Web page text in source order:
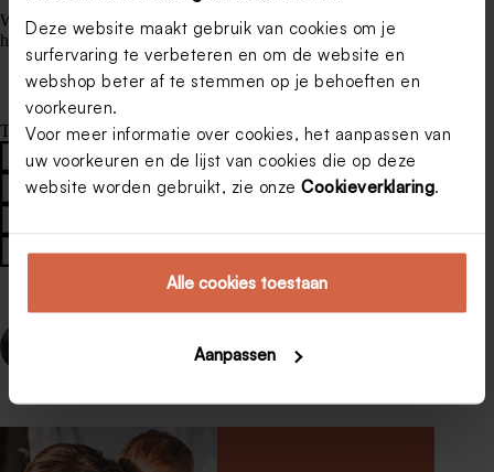
Deze website maakt gebruik van cookies om je
surfervaring te verbeteren en om de website en
webshop beter af te stemmen op je behoeften en
voorkeuren.
Voor meer informatie over cookies, het aanpassen van
uw voorkeuren en de lijst van cookies die op deze
website worden gebruikt, zie onze Cookieverklaring.
Alle cookies toestaan
Aanpassen
Wanneer je thema ook nog eens kan doorgetrokken worden in
het doopsuikerassortiment, is het plaatje helemaal af!
Tags
geboortekaartje foto # geboortekaartje met foto
geboortekaartjes kiezen #geboortekaartjes retro
voorbeeld geboortekaartje #voorbeeld geboortekaartje
VOLGENDE